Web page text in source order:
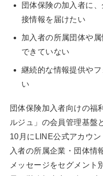
団体保険の加入者に
接情報を届けたい
加入者の所属団体や
できていない
継続的な情報提供や
い
団体保険加入者向けの福
ルジュ」の会員管理基盤
10月にLINE公式アカウ
入者の所属企業・団体情
メッセージをセグメント